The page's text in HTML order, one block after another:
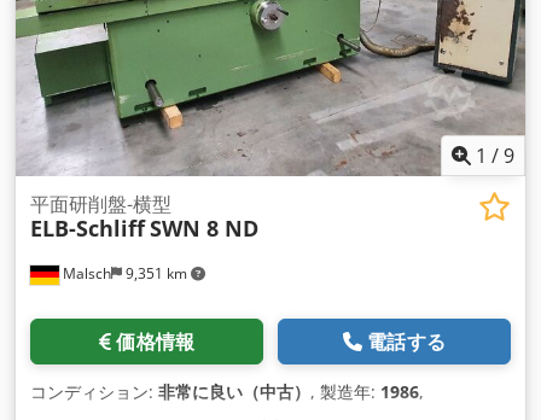
1 /9
Malsch 9,351 km
平面研削盤-横型
ELB-SchliffSWN 8 ND
価格情報 電話する
コンディション: 非常に良い（中古） , 製造年: 1986,